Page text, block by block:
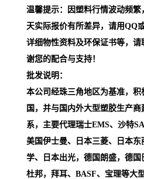
温馨提示：因塑料行情波动频
天实际报价有所差异，请用QQ
详细物性资料及环保证书等，
谢您的配合与支持！
批发说明：
本公司经珠三角地区为基准，
国，并与国内外大型塑胶生产
系，主要代理瑞士EMS、沙特
美国伊士曼、日本三菱、日本
学、日本出光，德国朗盛，德
杜邦，拜耳、BASF、宝理等大